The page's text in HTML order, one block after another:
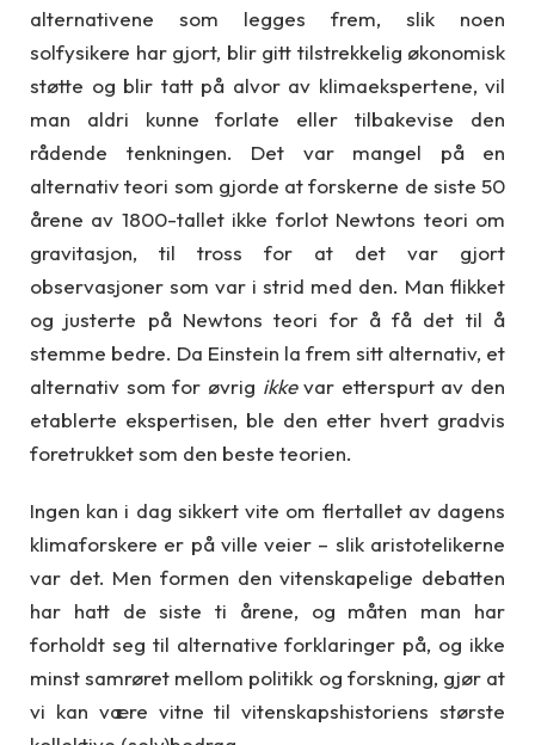
alternativene som legges frem, slik noen
solfysikere har gjort, blir gitt tilstrekkelig økonomisk
støtte og blir tatt på alvor av klimaekspertene, vil
man aldri kunne forlate eller tilbakevise den
rådende tenkningen. Det var mangel på en
alternativ teori som gjorde at forskerne de siste 50
årene av 1800-tallet ikke forlot Newtons teori om
gravitasjon, til tross for at det var gjort
observasjoner som var i strid med den. Man flikket
og justerte på Newtons teori for å få det til å
stemme bedre. Da Einstein la frem sitt alternativ, et
alternativ som for øvrig ikkevar etterspurt av den
etablerte ekspertisen, ble den etter hvert gradvis
foretrukket som den beste teorien.
Ingen kan i dag sikkert vite om flertallet av dagens
klimaforskere er på ville veier – slik aristotelikerne
var det. Men formen den vitenskapelige debatten
har hatt de siste ti årene, og måten man har
forholdt seg til alternative forklaringer på, og ikke
minst samrøret mellom politikk og forskning, gjør at
vi kan være vitne til vitenskapshistoriens største